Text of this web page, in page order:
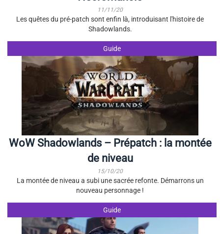
11/11/20
Les quêtes du pré-patch sont enfin là, introduisant l'histoire de
Shadowlands.
Guide
WoW Shadowlands – Prépatch : la montée
de niveau
15/10/20
La montée de niveau a subi une sacrée refonte. Démarrons un
nouveau personnage !
Guide